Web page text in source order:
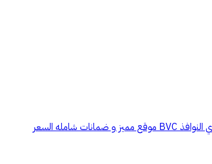
فيلا فآخرة للبيع بمساحة 760م تتكون من 13 غرفة و 5 صالات و 9 دورات مياه و 3 مطابخ و مسبح و فناء خارجي و بدروم رخام ايطالي و عماني درجة أولى تكييف مركزي النوافذ BVC موقع مميز و ضمانات شامله السعر